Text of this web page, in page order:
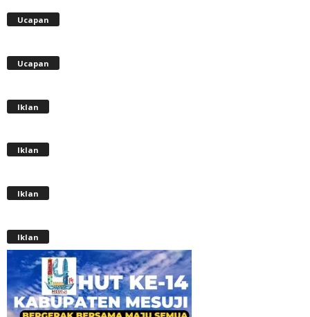
Ucapan
Ucapan
Iklan
Iklan
Iklan
Iklan